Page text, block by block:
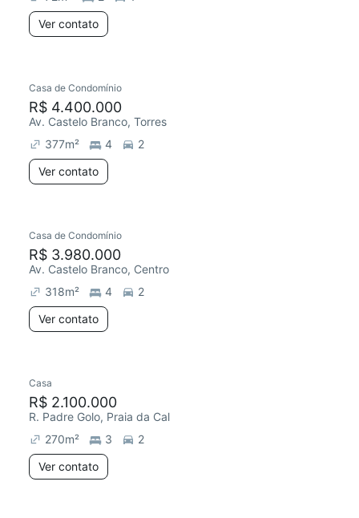
Ver contato
Casa de Condomínio
R$ 4.400.000
Av. Castelo Branco, Torres
377m² 4
2
Ver contato
Casa de Condomínio
R$ 3.980.000
Av. Castelo Branco, Centro
318m² 4
2
Ver contato
Casa
R$ 2.100.000
R. Padre Golo, Praia da Cal
270m² 3
2
Ver contato